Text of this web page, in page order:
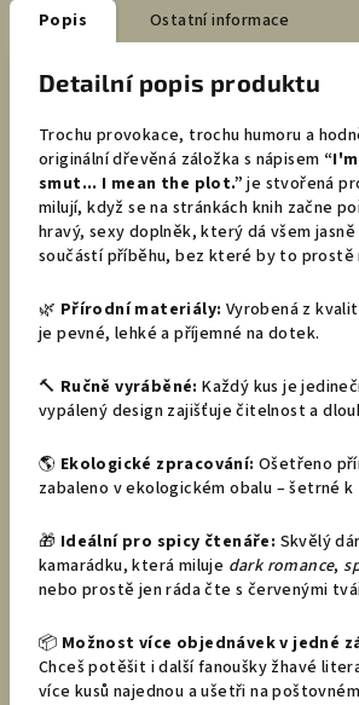
Popis Ostatní informace
Detailní popis produktu
Trochu provokace, trochu humoru a
originální dřevěná záložka s nápisem
smut... I mean the plot.”je stvořená
milují, když se na stránkách knih začne
hravý, sexy doplněk, který dá všem
součástí příběhu, bez které by to prostě
🌿 Přírodní materiály: Vyrobená z
je pevné, lehké a příjemné na dotek.
🔨 Ručně vyráběné: Každý kus je
vypálený design zajišťuje čitelnost a
🌎 Ekologické zpracování: Ošetřeno
zabaleno v ekologickém obalu – šetrné
🎁 Ideální pro spicy čtenáře: Skvělý
kamarádku, která miluje dark romance,
nebo prostě jen ráda čte s červenými
📦 Možnost více objednávek v jedné
Chceš potěšit i další fanoušky žhavé
více kusů najednou a ušetři na